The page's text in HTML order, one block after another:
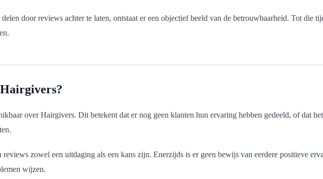
door reviews achter te laten, ontstaat er een objectief beeld van de betrouwbaarheid. Tot die
over Hairgivers. Dit betekent dat er nog geen klanten hun ervaring hebben gedeeld, of dat
zowel een uitdaging als een kans zijn. Enerzijds is er geen bewijs van eerdere positieve
wijzen.